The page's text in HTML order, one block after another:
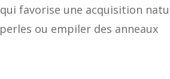
favorise une acquisition
ou empiler des anneaux